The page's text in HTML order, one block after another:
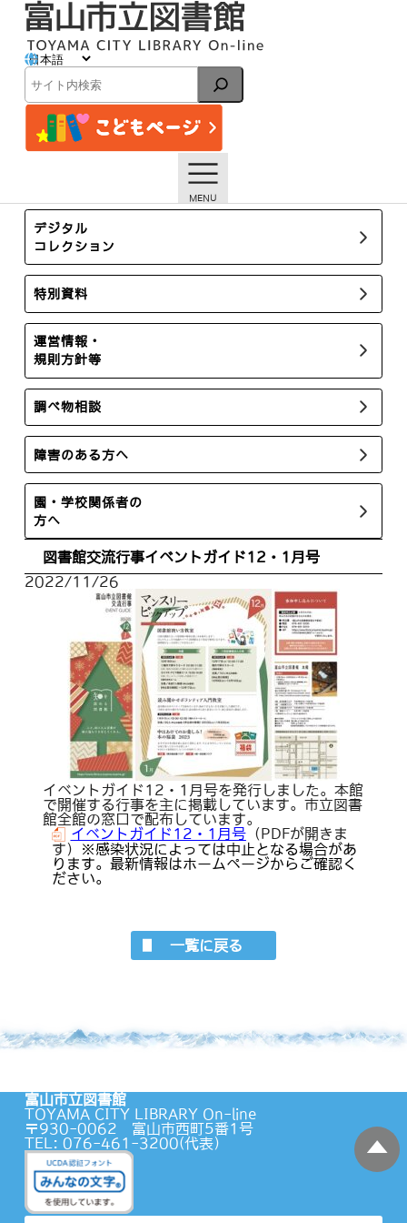
検
索
イベント
トップページ
イベント一覧
図書館交流行事イベントガイド12・1月号
デジタル
コレクション
特別資料
運営情報・
規則方針等
調べ物相談
障害のある方へ
園・学校関係者の
方へ
図書館交流行事イベントガイド12・1月号
2022/11/26
イベントガイド12・1月号を発行しました。本館
で開催する行事を主に掲載しています。市立図書
館全館の窓口で配布しています。
イベントガイド12・1月号（PDFが開きま
す）
※感染状況によっては中止となる場合があ
ります。最新情報はホームページからご確認く
ださい。
一覧に戻る
蔵書検索
富山市立図書館
TOYAMA CITY LIBRARY On-line
〒930-0062 富山市西町5番1号
TEL: 076-461-3200(代表）